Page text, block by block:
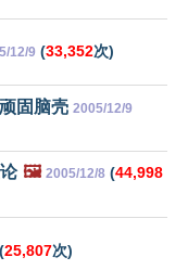
12/9 (33,352次)
固脑壳 2005/12/9
🖼️ 2005/12/8 (44,998
(25,807次)